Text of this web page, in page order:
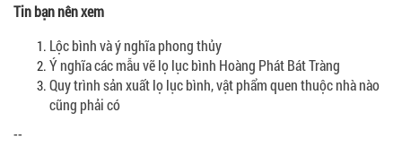
Tin bạn nên xem
Lộc bình và ý nghĩa phong thủy
Ý nghĩa các mẫu vẽ lọ lục bình Hoàng Phát Bát Tràng
Quy trình sản xuất lọ lục bình, vật phẩm quen thuộc nhà nào
cũng phải có
--